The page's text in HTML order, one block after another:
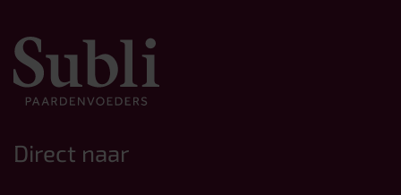
Direct naar